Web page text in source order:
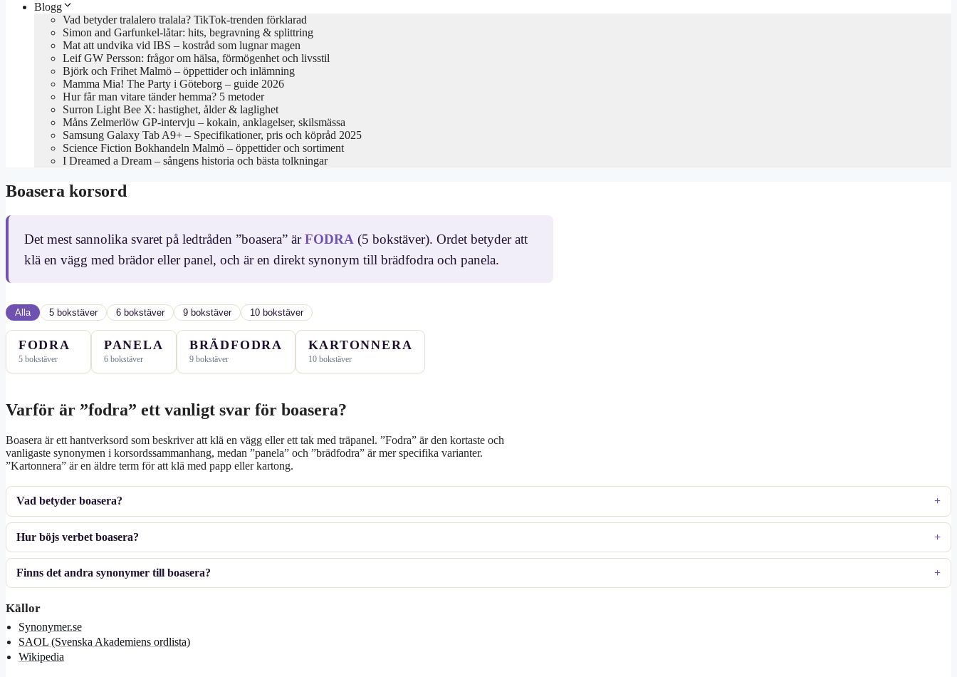
Blogg
Vad betyder tralalero tralala? TikTok-trenden förklarad
Simon and Garfunkel-låtar: hits, begravning & splittring
Mat att undvika vid IBS – kostråd som lugnar magen
Leif GW Persson: frågor om hälsa, förmögenhet och livsstil
Björk och Frihet Malmö – öppettider och inlämning
Mamma Mia! The Party i Göteborg – guide 2026
Hur får man vitare tänder hemma? 5 metoder
Surron Light Bee X: hastighet, ålder & laglighet
Måns Zelmerlöw GP-intervju – kokain, anklagelser, skilsmässa
Samsung Galaxy Tab A9+ – Specifikationer, pris och köpråd 2025
Science Fiction Bokhandeln Malmö – öppettider och sortiment
I Dreamed a Dream – sångens historia och bästa tolkningar
Boasera korsord
Det mest sannolika svaret på ledtråden ”boasera” ärFODRA (5 bokstäver). Ordet betyder att
klä en vägg med brädor eller panel, och är en direkt synonym till brädfodra och panela.
Alla 5 bokstäver 6 bokstäver 9 bokstäver 10 bokstäver
FODRA
5 bokstäver
PANELA
6 bokstäver
BRÄDFODRA
9 bokstäver
KARTONNERA
10 bokstäver
Varför är ”fodra” ett vanligt svar för boasera?
Boasera är ett hantverksord som beskriver att klä en vägg eller ett tak med träpanel. ”Fodra” är den kortaste och
vanligaste synonymen i korsordssammanhang, medan ”panela” och ”brädfodra” är mer specifika varianter.
”Kartonnera” är en äldre term för att klä med papp eller kartong.
Vad betyder boasera?
Hur böjs verbet boasera?
Finns det andra synonymer till boasera?
Källor
Synonymer.se
SAOL (Svenska Akademiens ordlista)
Wikipedia